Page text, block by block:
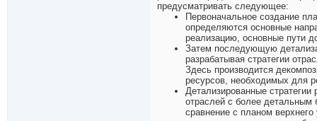
предусматривать следующее:
Первоначальное создание
определяются основные
реализацию, основные пути
Затем последующую
разрабатывая стратегии
Здесь производится
ресурсов, необходимых для
Детализированные стратегии
отраслей с более
сравнение с планом